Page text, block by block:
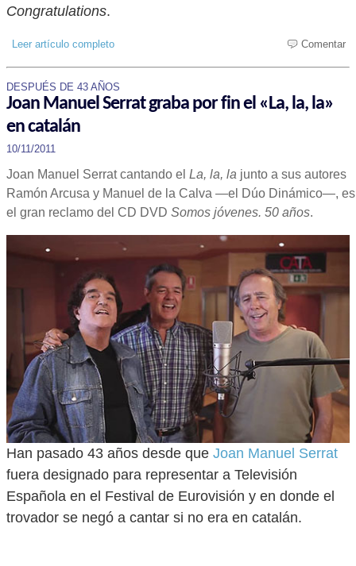
Congratulations.
Leer artículo completo Comentar
DESPUÉS DE 43 AÑOS
Joan Manuel Serrat graba por fin el «La, la, la»
en catalán
10/11/2011
Joan Manuel Serrat cantando el La, la, la junto a sus autores
Ramón Arcusa y Manuel de la Calva —el Dúo Dinámico—, es
el gran reclamo del CD DVD Somos jóvenes. 50 años.
Han pasado 43 años desde que Joan Manuel Serrat
fuera designado para representar a Televisión
Española en el Festival de Eurovisión y en donde el
trovador se negó a cantar si no era en catalán.